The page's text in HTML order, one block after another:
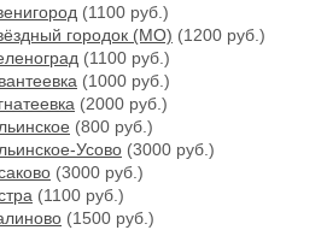
(1100 руб.)
городок (МО) (1200 руб.)
(1100 руб.)
(1000 руб.)
(2000 руб.)
(800 руб.)
Усово (3000 руб.)
(3000 руб.)
(1100 руб.)
(1500 руб.)